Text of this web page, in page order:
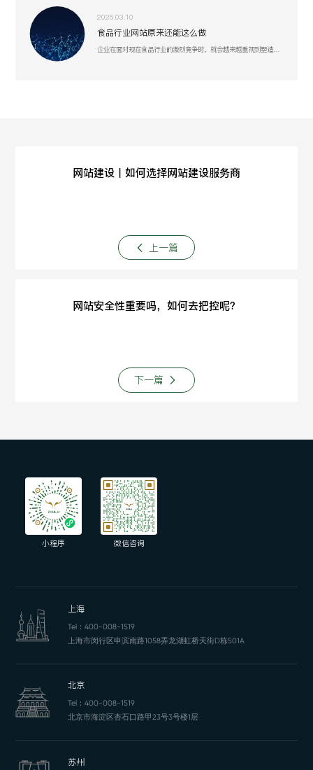
2025.03.10
食品行业网站原来还能这么做
企业在面对现在食品行业的激烈竞争时，就会越来越重视到塑造好线上形象或许是一个突破口。
网站建设丨如何选择网站建设服务商
上一篇
网站安全性重要吗，如何去把控呢？
下一篇
小程序 微信咨询
上海
Tel： 400-008-1519
上海市闵行区申滨南路1058弄龙湖虹桥天街D栋501A
北京
Tel： 400-008-1519
北京市海淀区杏石口路甲23号3号楼1层
苏州